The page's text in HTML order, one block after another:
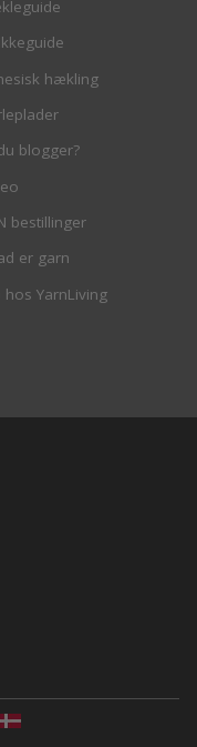
hækling
blogger?
bestillinger
er garn
hos YarnLiving